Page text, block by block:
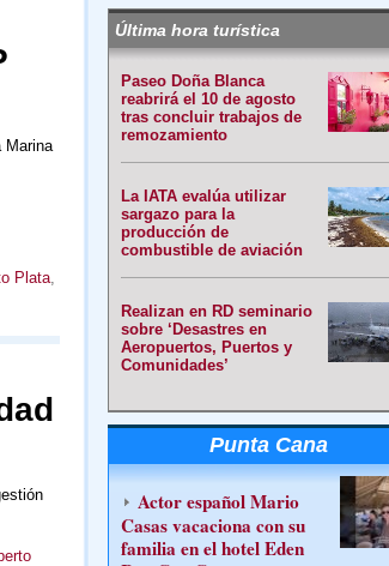
Marina
Plata,
Última hora turística
Paseo Doña Blanca
reabrirá el 10 de agosto
tras concluir trabajos de
remozamiento
La IATA evalúa utilizar
sargazo para la
producción de
combustible de aviación
Realizan en RD seminario
sobre ‘Desastres en
Aeropuertos, Puertos y
Comunidades’
Punta Cana
Actor español Mario
Casas vacaciona con su
familia en el hotel Eden